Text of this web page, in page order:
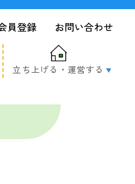
員登録 お問い合わせ
立ち上げる・運営する